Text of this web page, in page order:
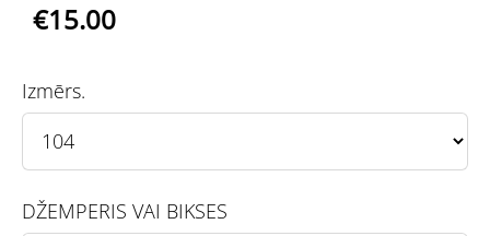
€15.00
Izmērs.
DŽEMPERIS VAI BIKSES